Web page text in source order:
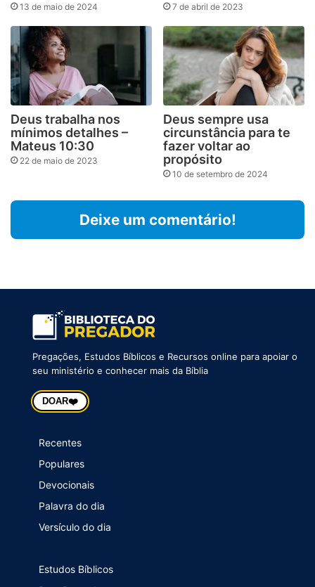
13 de maio de 2024 7 de abril de 2023
Deus trabalha nos
mínimos detalhes –
Mateus 10:30
22 de maio de 2023
Deus sempre usa
circunstância para te
fazer voltar ao
propósito
10 de setembro de 2024
Deixe um comentário!
Pregações, Estudos Bíblicos e Recursos online para apoiar o
seu ministério e conhecer mais da Bíblia
DOAR❤️
Recentes
Populares
Devocionais
Palavra do dia
Versículo do dia
Estudos Bíblicos